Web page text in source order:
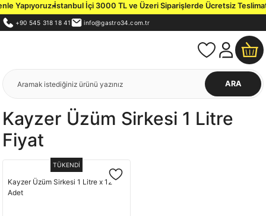
Yapıyoruz.İstanbul İçi 3000 TL ve Üzeri Siparişlerde Ücretsiz Teslimat.
+90 545 318 18 41 info@gastro34.com.tr
ARA
Kayzer Üzüm Sirkesi 1 Litre
Fiyat
TÜKENDİ
Kayzer Üzüm Sirkesi 1 Litre x 12
Adet